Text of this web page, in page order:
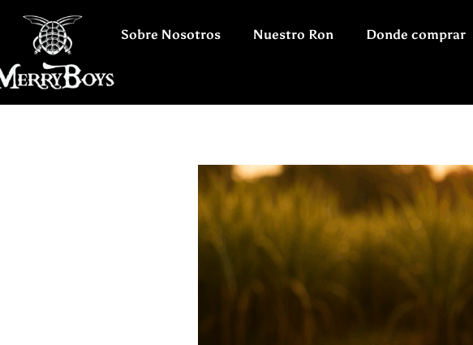
Sobre Nosotros Nuestro Ron Donde comprar